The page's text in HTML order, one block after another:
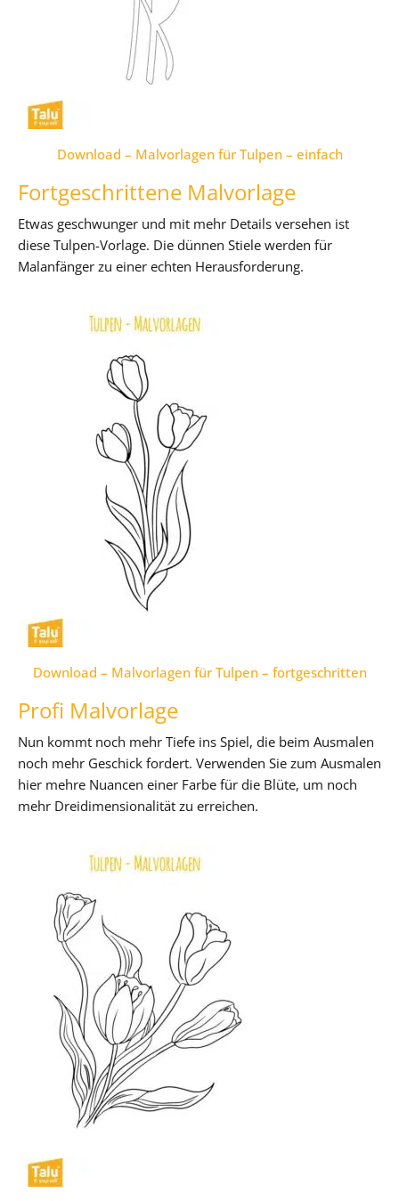
Download – Malvorlagen für Tulpen – einfach
Fortgeschrittene Malvorlage
Etwas geschwunger und mit mehr Details versehen ist
diese Tulpen-Vorlage. Die dünnen Stiele werden für
Malanfänger zu einer echten Herausforderung.
Download – Malvorlagen für Tulpen – fortgeschritten
Profi Malvorlage
Nun kommt noch mehr Tiefe ins Spiel, die beim Ausmalen
noch mehr Geschick fordert. Verwenden Sie zum Ausmalen
hier mehre Nuancen einer Farbe für die Blüte, um noch
mehr Dreidimensionalität zu erreichen.